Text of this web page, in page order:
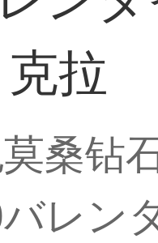
拉
桑钻
レン